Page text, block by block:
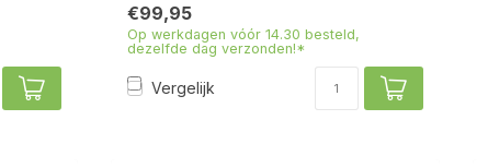
€99,95
Op werkdagen vóór 14.30 besteld,
dezelfde dag verzonden!*
Vergelijk